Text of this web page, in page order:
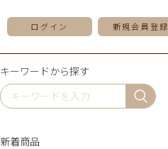
ログイン 新規会員登録
キーワードから探す
新着商品